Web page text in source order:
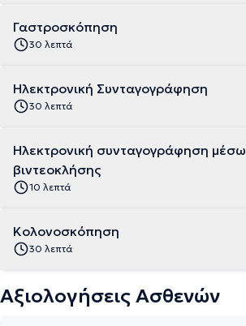
Γαστροσκόπηση
30 λεπτά
Ηλεκτρονική Συνταγογράφηση
30 λεπτά
Ηλεκτρονική συνταγογράφηση μέσω
βιντεοκλήσης
10 λεπτά
Κολονοσκόπηση
30 λεπτά
Αξιολογήσεις Ασθενών